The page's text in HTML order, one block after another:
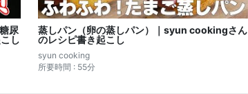
尿
し
蒸しパン（卵の蒸しパン）｜syun cookingさん
のレシピ書き起こし
syun cooking
所要時間 : 55分